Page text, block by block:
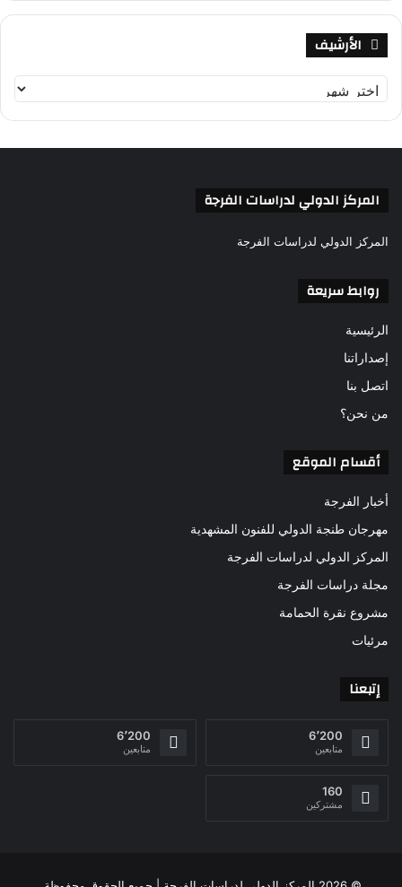
الأرشيف
أ
ر
ش
المركز الدولي لدراسات الفرجة
المركز الدولي لدراسات الفرجة
روابط سريعة
الرئيسية
إصداراتنا
اتصل بنا
من نحن؟
أقسام الموقع
أخبار الفرجة
مهرجان طنجة الدولي للفنون المشهدية
المركز الدولي لدراسات الفرجة
مجلة دراسات الفرجة
مشروع نقرة الحمامة
مرئيات
إتبعنا
6٬200
متابعين
6٬200
متابعين
160
مشتركين